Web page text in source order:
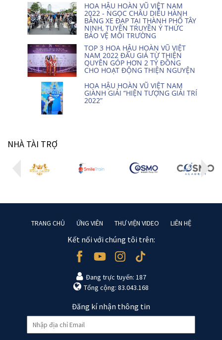
HOA HẬU HOÀN VŨ VIỆT NAM
2022 - NGỌC CHÂU DIỄU HÀNH
BẰNG XE ĐẠP TẠI THÀNH PHỐ TÂY
NINH, TUYÊN TRUYỀN Ý THỨC
BẢO VỆ MÔI TRƯỜNG
TOP 3 HOA HẬU HOÀN VŨ VIỆT
NAM 2022 ĐẤU GIÁ TỪ THIỆN
QUYÊN GÓP HƠN 2 TỶ ĐỒNG
CHO HOẠT ĐỘNG THIỆN NGUYỆN
HOA HẬU HOÀN VŨ VIỆT NAM
GIÀNH GIẢI “HIỆN TƯỢNG GIẢI TRÍ
2022”
NHÀ TÀI TRỢ
TRANG CHỦ ỨNG VIÊN THƯ VIỆN VIDEO LIÊN HỆ
Kết nối với chúng tôi trên:
Đang trực tuyến: 187
Tổng cộng: 83.043.168
Đăng kí nhận thông tin